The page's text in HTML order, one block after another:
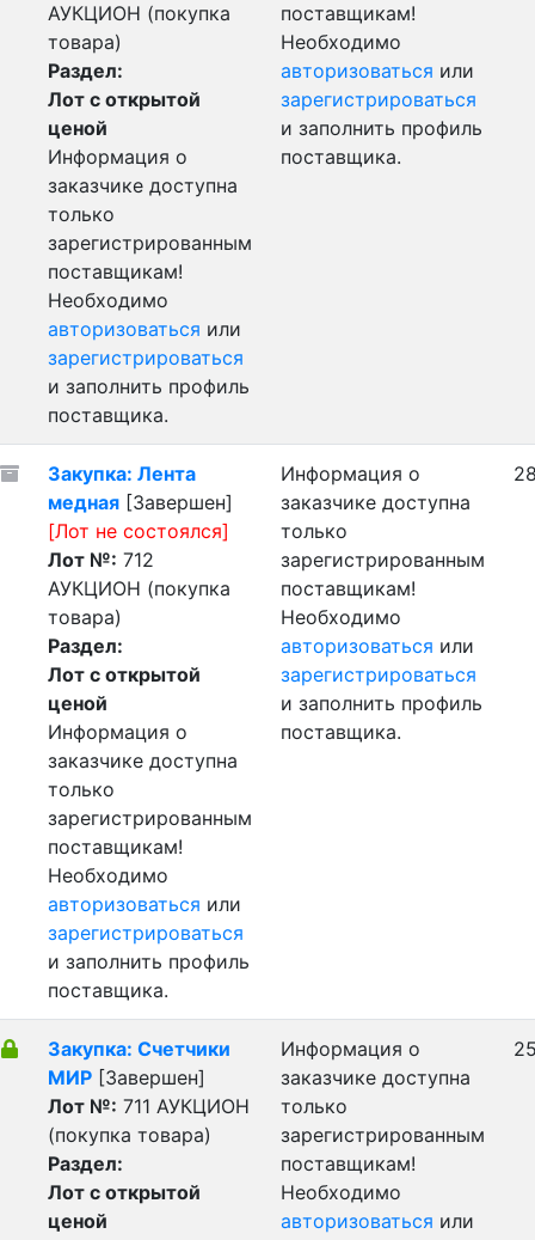
АУКЦИОН (покупка
товара)
Раздел:
Лот с открытой
ценой
Информация о
заказчике доступна
только
зарегистрированным
поставщикам!
Необходимо
авторизоваться или
зарегистрироваться
и заполнить профиль
поставщика.
поставщикам!
Необходимо
авторизоваться или
зарегистрироваться
и заполнить профиль
поставщика.
Закупка: Лента
медная [Завершен]
[Лот не состоялся]
Лот №: 712
АУКЦИОН (покупка
товара)
Раздел:
Лот с открытой
ценой
Информация о
заказчике доступна
только
зарегистрированным
поставщикам!
Необходимо
авторизоваться или
зарегистрироваться
и заполнить профиль
поставщика.
Информация о
заказчике доступна
только
зарегистрированным
поставщикам!
Необходимо
авторизоваться или
зарегистрироваться
и заполнить профиль
поставщика.
Закупка: Счетчики
МИР [Завершен]
Лот №: 711 АУКЦИОН
(покупка товара)
Раздел:
Лот с открытой
ценой
Информация о
заказчике доступна
только
зарегистрированным
поставщикам!
Необходимо
авторизоваться или